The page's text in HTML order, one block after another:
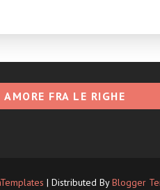
AMORE FRA LE RIGHE
| Distributed ByBlogger